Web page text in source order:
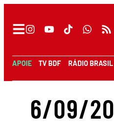
APOIE TV BDF RÁDIO BRASIL
6/09/